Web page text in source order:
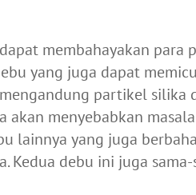
membahayakan para
yang juga dapat
mengandung partikel
akan menyebabkan
lainnya yang juga
Kedua debu ini juga